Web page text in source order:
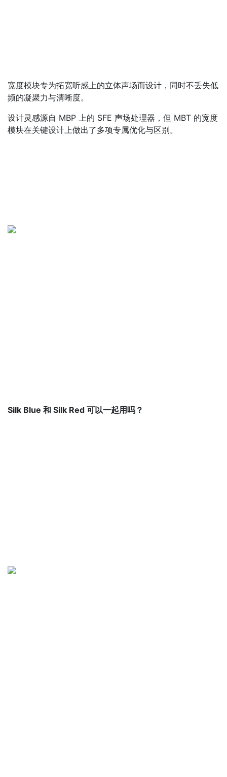
宽度模块专为拓宽听感上的立体声场而设计，同时不丢失低
频的凝聚力与清晰度。
设计灵感源自 MBP 上的 SFE 声场处理器，但 MBT 的宽度
模块在关键设计上做出了多项专属优化与区别。
Silk Blue 和 Silk Red 可以一起用吗？